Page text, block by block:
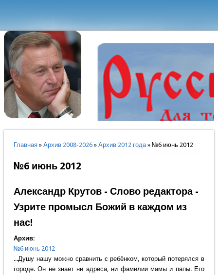
Вы здесь
Главная» Архив 2008-2026» Архив 2012 года» №6 июнь 2012
№6 июнь 2012
Александр Крутов - Слово редактора -
Узрите промысл Божий в каждом из
нас!
Архив:
№6 июнь 2012
...Душу нашу можно сравнить с ребёнком, который потерялся в
городе. Он не знает ни адреса, ни фамилии мамы и папы. Его